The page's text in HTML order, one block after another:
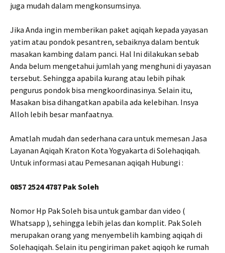
juga mudah dalam mengkonsumsinya.
Jika Anda ingin memberikan paket aqiqah kepada yayasan
yatim atau pondok pesantren, sebaiknya dalam bentuk
masakan kambing dalam panci. Hal Ini dilakukan sebab
Anda belum mengetahui jumlah yang menghuni di yayasan
tersebut. Sehingga apabila kurang atau lebih pihak
pengurus pondok bisa mengkoordinasinya. Selain itu,
Masakan bisa dihangatkan apabila ada kelebihan. Insya
Alloh lebih besar manfaatnya.
Amatlah mudah dan sederhana cara untuk memesan Jasa
Layanan Aqiqah Kraton Kota Yogyakarta di Solehaqiqah.
Untuk informasi atau Pemesanan aqiqah Hubungi :
0857 2524 4787 Pak Soleh
Nomor Hp Pak Soleh bisa untuk gambar dan video (
Whatsapp ), sehingga lebih jelas dan komplit. Pak Soleh
merupakan orang yang menyembelih kambing aqiqah di
Solehaqiqah. Selain itu pengiriman paket aqiqoh ke rumah